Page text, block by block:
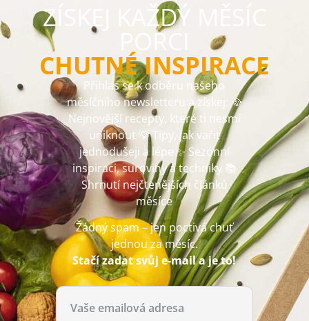
ZÍSKEJ KAŽDÝ MĚSÍC
PORCI
CHUTNÉ INSPIRACE
Přihlas se k odběru našeho
měsíčního newsletteru a získej: 🥘
Nejnovější recepty, které ti nesmí
uniknout 💡 Tipy, jak vařit
jednodušeji a lépe ✨ Sezónní
inspiraci, suroviny a techniky 📚
Shrnutí nejčtenějších článků
měsíce
Žádný spam – jen poctivá chuť
jednou za měsíc.
Stačí zadat svůj e-mail a je to!